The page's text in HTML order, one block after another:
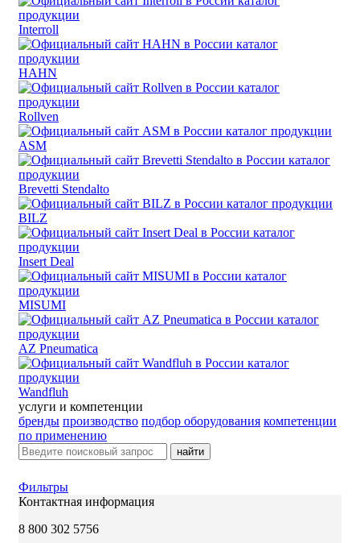
Interroll
HAHN
Rollven
ASM
Brevetti Stendalto
BILZ
Insert Deal
MISUMI
AZ Pneumatica
Wandfluh
услуги и компетенции
бренды производство подбор оборудования компетенции
по применению
найти
Фильтры
Контактная информация
8 800 302 5756